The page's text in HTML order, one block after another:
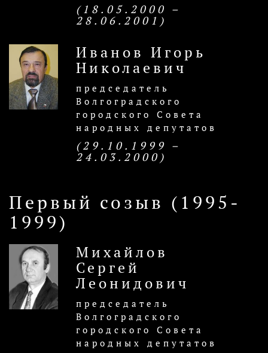
(18.05.2000 –
28.06.2001)
Иванов Игорь
Николаевич
председатель
Волгоградского
городского Совета
народных депутатов
(29.10.1999 –
24.03.2000)
Первый созыв (1995-
1999)
Михайлов
Сергей
Леонидович
председатель
Волгоградского
городского Совета
народных депутатов